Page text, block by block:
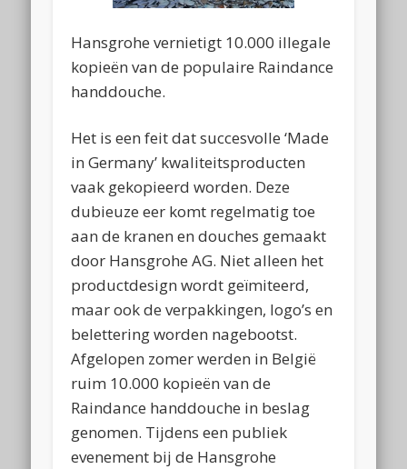
Hansgrohe vernietigt 10.000 illegale
kopieën van de populaire Raindance
handdouche.
Het is een feit dat succesvolle ‘Made
in Germany’ kwaliteitsproducten
vaak gekopieerd worden. Deze
dubieuze eer komt regelmatig toe
aan de kranen en douches gemaakt
door Hansgrohe AG. Niet alleen het
productdesign wordt geïmiteerd,
maar ook de verpakkingen, logo’s en
belettering worden nagebootst.
Afgelopen zomer werden in België
ruim 10.000 kopieën van de
Raindance handdouche in beslag
genomen. Tijdens een publiek
evenement bij de Hansgrohe